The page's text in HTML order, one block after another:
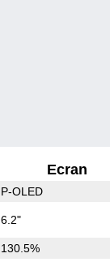
Ecran
P-OLED
6.2"
130.5%